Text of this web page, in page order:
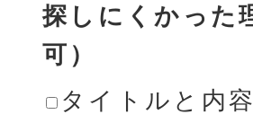
探しにくかった
可）
タイトルと内